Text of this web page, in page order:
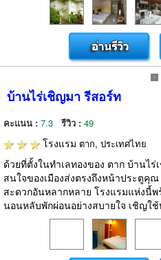
บ้านไร่เชิญมา รีสอร์ท
คะแนน : 7.3 รีวิว : 49
โรงแรม ตาก, ประเทศไทย
ด้วยที่ตั้งในทำเลทองของ ตาก บ้านไ
สนใจของเมืองส่งตรงถึงหน้าประตูคุ
สะดวกอันหลากหลาย โรงแรมแห่งนี้
นอนหลับพักผ่อนอย่างสบายใจ เชิญใช้